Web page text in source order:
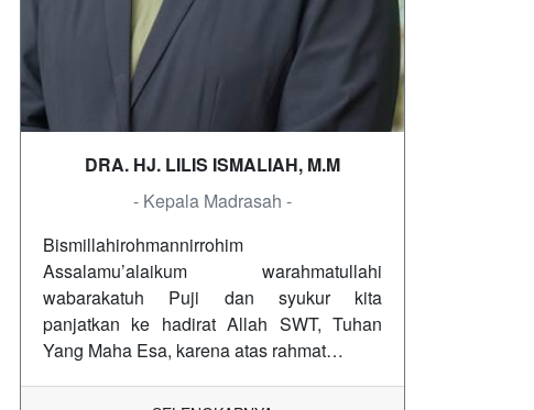
DRA. HJ. LILIS ISMALIAH, M.M
- Kepala Madrasah -
Bismillahirohmannirrohim
Assalamu’alaikum warahmatullahi
wabarakatuh Puji dan syukur kita
panjatkan ke hadirat Allah SWT, Tuhan
Yang Maha Esa, karena atas rahmat…